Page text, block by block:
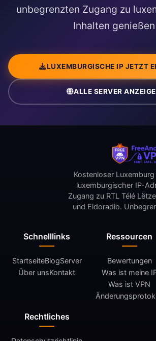
unbegrenzten Zugang zu
Inhalten genießen
LUXEMBURGISCHE IP JETZT
ALLE SERVER
Schnelllinks
StartseiteBlogServer
Über unsKontakt
Ressourcen
Bewertungen
Was ist meine
Was ist VPN
Rechtliches
Kostenloser
luxemburgischer IP-
Zugang zu RTL Télé
und Eldoradio.